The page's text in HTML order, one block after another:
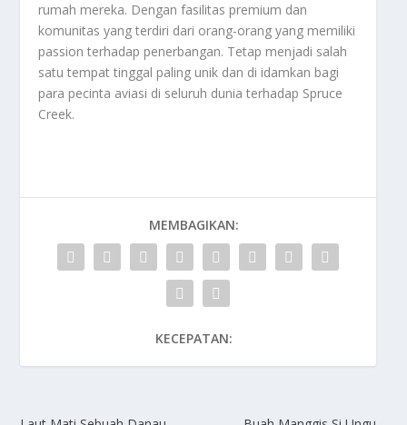
rumah mereka. Dengan fasilitas premium dan
komunitas yang terdiri dari orang-orang yang memiliki
passion terhadap penerbangan. Tetap menjadi salah
satu tempat tinggal paling unik dan di idamkan bagi
para pecinta aviasi di seluruh dunia terhadap Spruce
Creek.
MEMBAGIKAN:
KECEPATAN: